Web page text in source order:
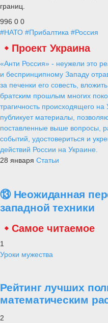
границ.
996 0 0
#НАТО #Прибалтика #Россия
Проект Украина
«Анти Россия» - неужели это
и беспринципному Западу
за печенки его совесть,
братским прошлым многих
трагичность происходящего
публикует материалы,
поставленные выше вопросы,
событий, удостовериться и
действий России на Украине.
28 января Статьи
⑬ Неожиданная
западной техники
Самое читаемое
1
Уроки мужества
Рейтинг лучших
математическим
2